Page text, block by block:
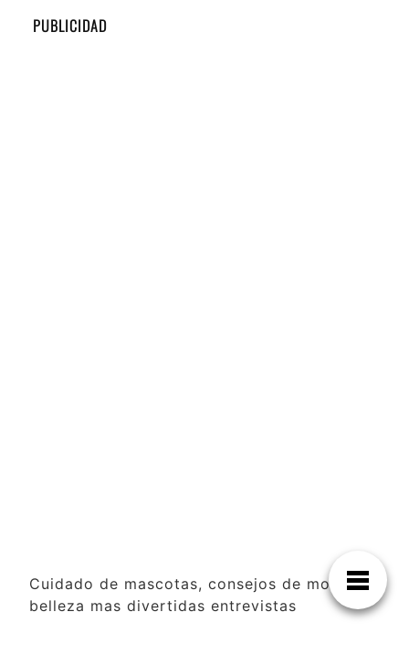
PUBLICIDAD
Cuidado de mascotas, consejos de moda y
belleza mas divertidas entrevistas